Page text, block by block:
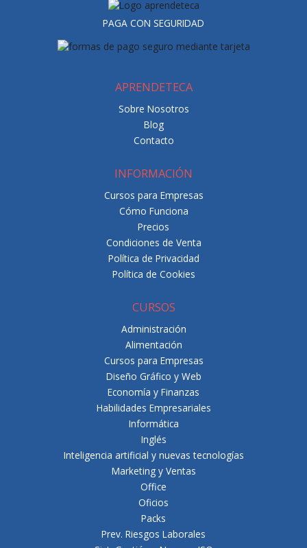
PAGA CON SEGURIDAD
APRENDETECA
Sobre Nosotros
Blog
Contacto
INFORMACIÓN
Cursos para Empresas
Cómo Funciona
Precios
Condiciones de Venta
Política de Privacidad
Política de Cookies
CURSOS
Administración
Alimentación
Cursos para Empresas
Diseño Gráfico y Web
Economía y Finanzas
Habilidades Empresariales
Informática
Inglés
Inteligencia artificial y nuevas tecnologías
Marketing y Ventas
Office
Oficios
Packs
Prev. Riesgos Laborales